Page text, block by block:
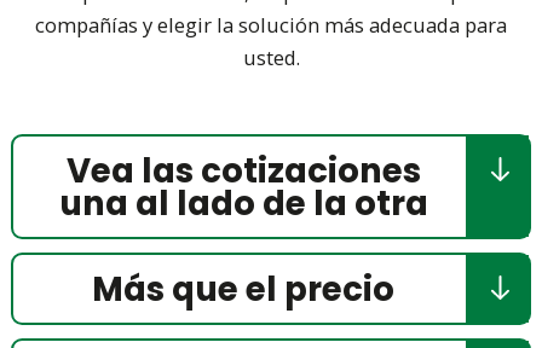
compañías y elegir la solución más adecuada para
usted.
Vea las cotizaciones
una al lado de la otra
Más que el precio